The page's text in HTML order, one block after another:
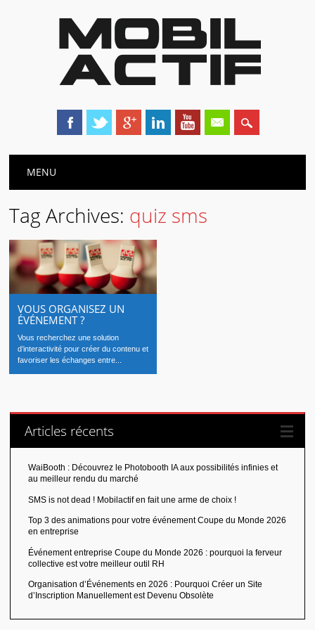
Main menu
MENU
Tag Archives: quiz sms
VOUS ORGANISEZ UN
ÉVÉNEMENT ?
Vous recherchez une solution
d’interactivité pour créer du contenu et
favoriser les échanges entre...
Articles récents
WaiBooth : Découvrez le Photobooth IA aux possibilités infinies et
au meilleur rendu du marché
SMS is not dead ! Mobilactif en fait une arme de choix !
Top 3 des animations pour votre événement Coupe du Monde 2026
en entreprise
Événement entreprise Coupe du Monde 2026 : pourquoi la ferveur
collective est votre meilleur outil RH
Organisation d’Événements en 2026 : Pourquoi Créer un Site
d’Inscription Manuellement est Devenu Obsolète